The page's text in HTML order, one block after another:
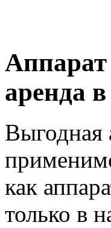
Аппарат
аренда
Выгодная
как
только в